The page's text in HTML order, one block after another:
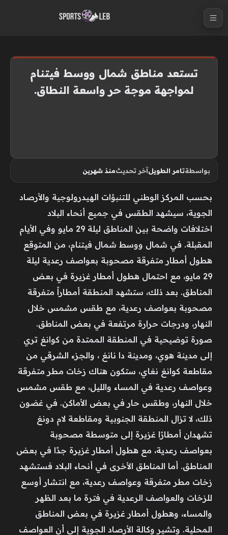
تستعد مناطق شمال ووسط فيتنام
لمواجهة موجة حر واسعة النطاق.
بواسطةتامر الطويلآخر تحديثمنذ شهرين
بحسب المركز الوطني للتنبؤات الهيدرولوجية والأرصاد
الجوية، سيشهد الطقس في جميع أنحاء البلاد
اختلافات واضحة بين المناطق ليلة 29 مايو وفي الأيام
المقبلة. في شمال ووسط شمال فيتنام، من المتوقع
هطول أمطار متفرقة مصحوبة بعواصف رعدية ليلة
29 مايو، مع احتمال هطول أمطار غزيرة في بعض
المناطق. بعد ذلك، ستشهد المنطقة أمطاراً متفرقة
مصحوبة بعواصف رعدية، مع طقس مشمس خلال
النهار، ودرجات حرارة مرتفعة في بعض المناطق.
صورة توضيحية في المنطقة الممتدة من كوانغ تري
إلى مدينة هوي، ومدينة دا نانغ ، والجزء الشرقي من
مقاطعة كوانغ نغاي، ستكون هناك زخات مطر متفرقة
وعواصف رعدية في المساء والليل، مع طقس مشمس
خلال النهار، وطقس حار في بعض الأماكن. في غضون
ذلك، لا تزال المنطقة الجنوبية ومقاطعة لام دونغ
تشهدان أمطارًا غزيرة إلى متوسطة مصحوبة
بعواصف رعدية، مع هطول أمطار غزيرة جدًا في بعض
المناطق. أما المناطق الأخرى في أنحاء البلاد فستشهد
زخات مطر متفرقة وعواصف رعدية، مع انتشار أوسع
للزخات والعواصف الرعدية في فترة ما بعد الظهر
والمساء، وهطول أمطار غزيرة في بعض المناطق
المحلية. وتشير وكالة الأرصاد الجوية إلى أن العواصف